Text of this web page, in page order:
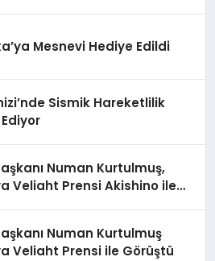
Mesnevi Hediye Edildi
Sismik Hareketlilik
Numan Kurtulmuş,
Veliaht Prensi Akishino ile
Numan Kurtulmuş
Veliaht Prensi ile Görüştü